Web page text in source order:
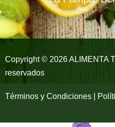
o
k
-
Copyright © 2026 ALIMENTA
reservados
Términos y Condiciones |